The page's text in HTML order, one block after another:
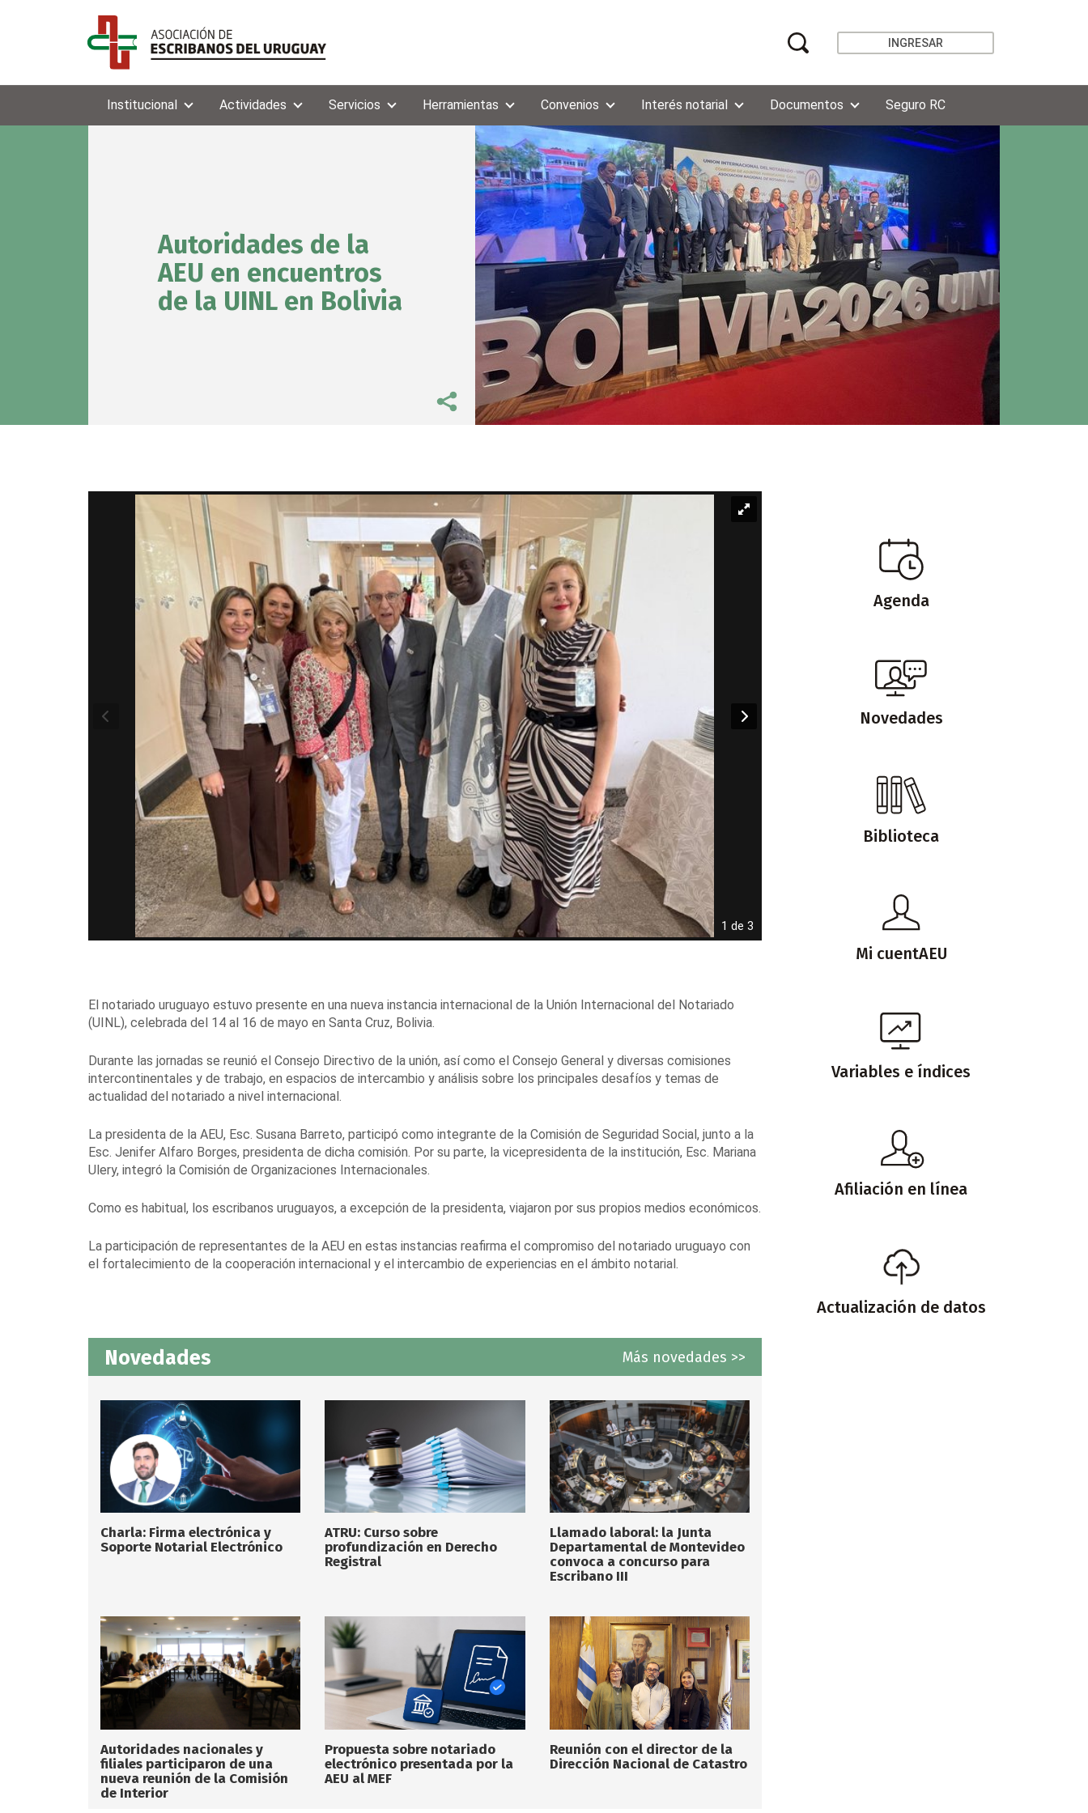
INGRESAR
Institucional Actividades Servicios Herramientas Convenios Interés notarial Documentos Seguro RC
Autoridades de la
AEU en encuentros
de la UINL en Bolivia
1 de 3
El notariado uruguayo estuvo presente en una nueva instancia internacional de la Unión Internacional del Notariado
(UINL), celebrada del 14 al 16 de mayo en Santa Cruz, Bolivia.
Durante las jornadas se reunió el Consejo Directivo de la unión, así como el Consejo General y diversas comisiones
intercontinentales y de trabajo, en espacios de intercambio y análisis sobre los principales desafíos y temas de
actualidad del notariado a nivel internacional.
La presidenta de la AEU, Esc. Susana Barreto, participó como integrante de la Comisión de Seguridad Social, junto a la
Esc. Jenifer Alfaro Borges, presidenta de dicha comisión. Por su parte, la vicepresidenta de la institución, Esc. Mariana
Ulery, integró la Comisión de Organizaciones Internacionales.
Como es habitual, los escribanos uruguayos, a excepción de la presidenta, viajaron por sus propios medios económicos.
La participación de representantes de la AEU en estas instancias reafirma el compromiso del notariado uruguayo con
el fortalecimiento de la cooperación internacional y el intercambio de experiencias en el ámbito notarial.
Novedades Más novedades >>
Charla: Firma electrónica y
Soporte Notarial Electrónico
ATRU: Curso sobre
profundización en Derecho
Registral
Llamado laboral: la Junta
Departamental de Montevideo
convoca a concurso para
Escribano III
Autoridades nacionales y
filiales participaron de una
nueva reunión de la Comisión
de Interior
Propuesta sobre notariado
electrónico presentada por la
AEU al MEF
Reunión con el director de la
Dirección Nacional de Catastro
Agenda
Novedades
Biblioteca
Mi cuentAEU
Variables e índices
Afiliación en línea
Actualización de datos